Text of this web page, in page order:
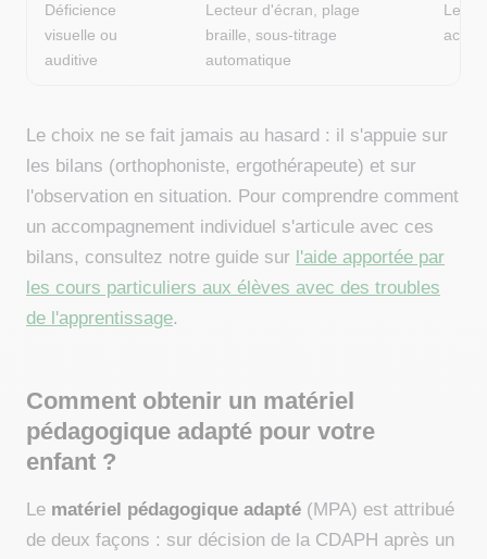
Déficience
visuelle ou
auditive
Lecteur d'écran, plage
braille, sous-titrage
automatique
Le
Le choix ne se fait jamais au hasard : il s'appuie sur
les bilans (orthophoniste, ergothérapeute) et sur
l'observation en situation. Pour comprendre comment
un accompagnement individuel s'articule avec ces
bilans, consultez notre guide sur l'aide apportée par
les cours particuliers aux élèves avec des troubles
de l'apprentissage.
Comment obtenir un matériel
pédagogique adapté pour votre
enfant ?
Le matériel pédagogique adapté (MPA) est attribué
de deux façons : sur décision de la CDAPH après un